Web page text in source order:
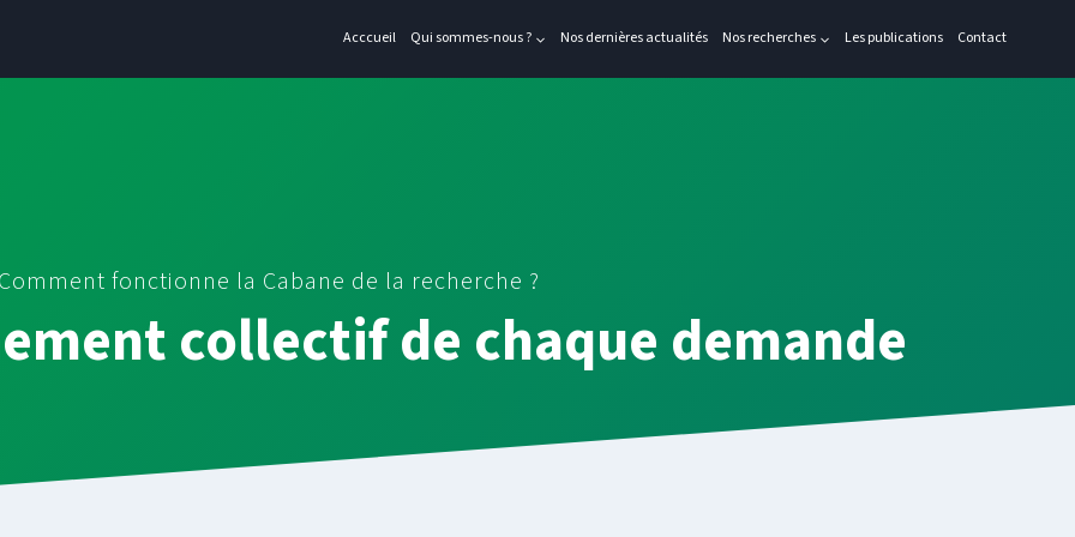
Acccueil Qui sommes-nous ? Nos dernières actualités Nos recherches Les publications Contact
Comment fonctionne la Cabane de la recherche ?
collectif de chaque demande